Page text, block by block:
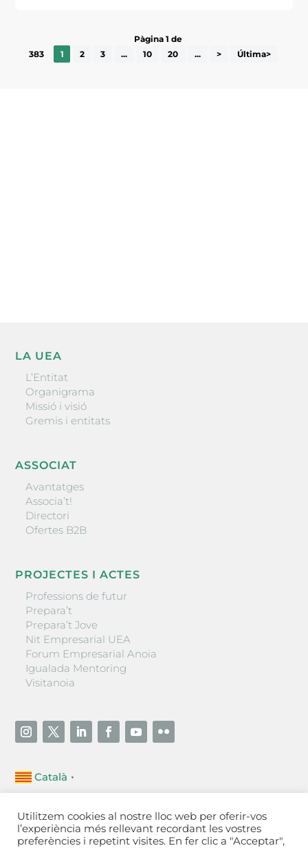
Pàgina 1 de
383
1 2 3 ... 10 20 ... > Última>
LA UEA
L’Entitat
Organigrama
Missió i visió
Gremis i entitats
ASSOCIAT
Avantatges
Associa’t!
Directori
Ofertes B2B
PROJECTES I ACTES
Professions de futur
Prepara’t
Prepara’t Jove
Nit Empresarial UEA
Forum Empresarial Anoia
Igualada Mentoring
Visitanoia
Català ▼
Unió Empresarial de l’Anoia (UEA)
Ctra. de Manresa, 131, 08700 – Igualada(Barcelona)
Tel 93 805 22 92
Utilitzem cookies al nostre lloc web per oferir-vos
l’experiència més rellevant recordant les vostres
preferències i repetint visites. En fer clic a "Acceptar",